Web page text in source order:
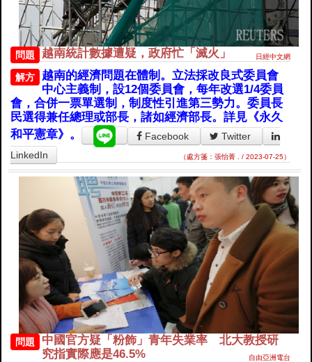
問題 越南統計數據遭疑，政府忙「滅火」 日經中文網
解方
越南的經濟問題在體制。立法採改良式委員會
中心主義制，設12個委員會，每年改選1/4委員
會，合併一票單選制，制度性引進第三勢力。委員長
民選得兼任總理或部長，諸如經濟部長。詳見《永久
和平憲章》。
Facebook
Twitter
LinkedIn
（處方箋：張怡菁 . / 2023-07-25）
問題
中國官方疑「粉飾」青年失業率 北大教授研
究指實際應是46.5%
自由亞洲電台